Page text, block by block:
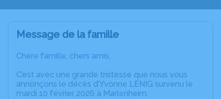
Message de la famille
Chère famille, chers amis,
C’est avec une grande tristesse que nous vous
annonçons le décès d’Yvonne LENIG survenu le
mardi 10 février 2026 à Marlenheim.